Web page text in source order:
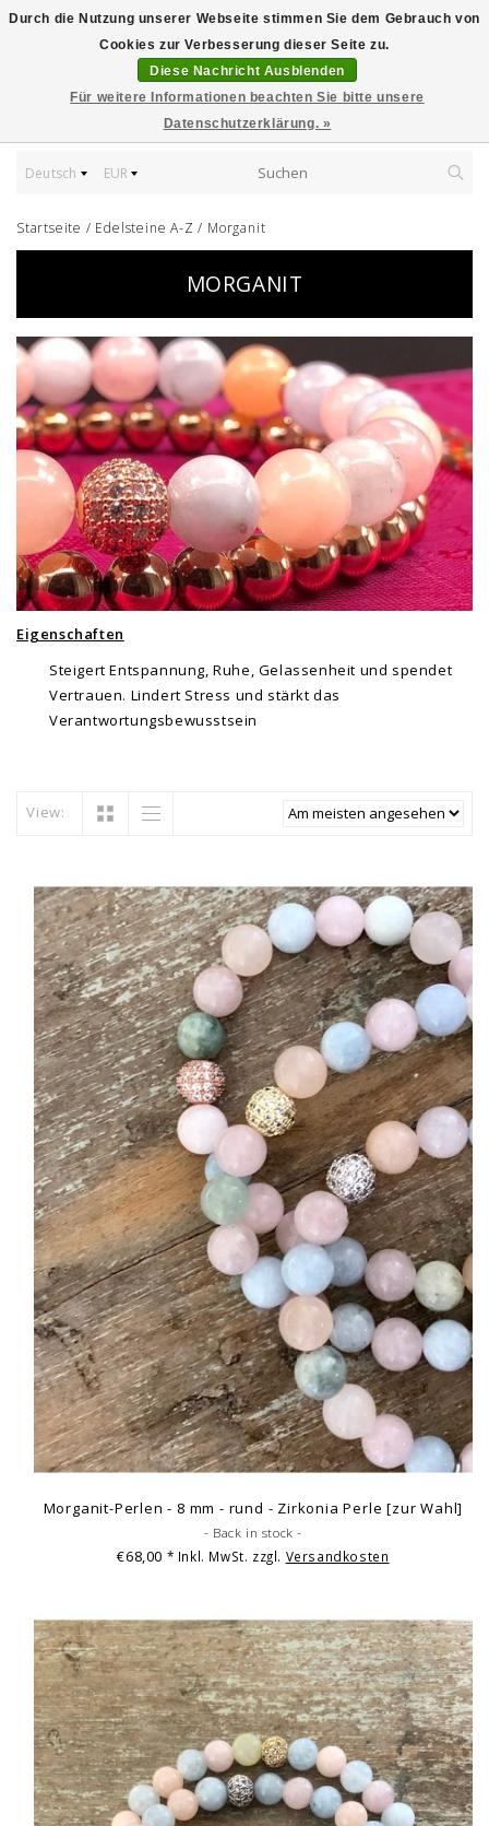
Deutsch EUR
Startseite / Edelsteine A-Z / Morganit
MORGANIT
Eigenschaften
Steigert Entspannung, Ruhe, Gelassenheit und spendet
Vertrauen. Lindert Stress und stärkt das
Verantwortungsbewusstsein
View:
Morganit-Perlen - 8 mm - rund - Zirkonia Perle [zur Wahl]
- Back in stock -
€68,00 * Inkl. MwSt. zzgl. Versandkosten
Durch die Nutzung unserer Webseite stimmen Sie dem Gebrauch von
Cookies zur Verbesserung dieser Seite zu.
Diese Nachricht Ausblenden
Für weitere Informationen beachten Sie bitte unsere
Datenschutzerklärung. »